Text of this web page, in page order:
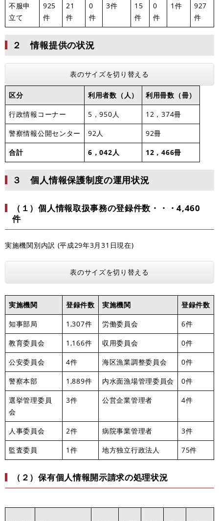
不服申
立て
925
件
21
件
0
件
3件
15
件
0
件
1件
927
件
２ 情報提供の状況
表のサイズを切り替える
区分 利用者数（人） 利用冊数（冊）
行政情報コーナー 5，950人 12，374冊
警察情報公開センター 92人 92冊
合計 6，042人 12，466冊
３ 個人情報保護制度の運用状況
（１）個人情報取扱事務の登録件数・・・4,460
件
実施機関別内訳 (平成29年3月31日現在)
表のサイズを切り替える
実施機関 登録件数 実施機関 登録件数
知事部局 1,307件 労働委員会 6件
教育委員会 1,166件 収用委員会 0件
公安委員会 4件 海区漁業調整委員会 0件
警察本部 1,889件 内水面漁場管理委員会 0件
選挙管理委員
会
3件 公営企業管理者 4件
人事委員会 2件 病院事業管理者 3件
監査委員 1件 地方独立行政法人 75件
（２）保有個人情報開示請求の処理状況